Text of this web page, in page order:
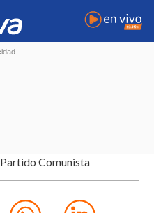
Partido Comunista